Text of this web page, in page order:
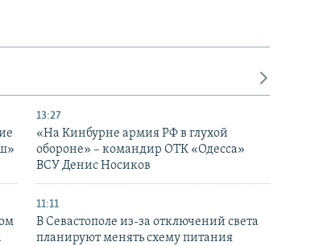
13:27
«На Кинбурне армия РФ в глухой
обороне» – командир ОТК «Одесса»
ВСУ Денис Носиков
11:11
В Севастополе из-за отключений света
планируют менять схему питания